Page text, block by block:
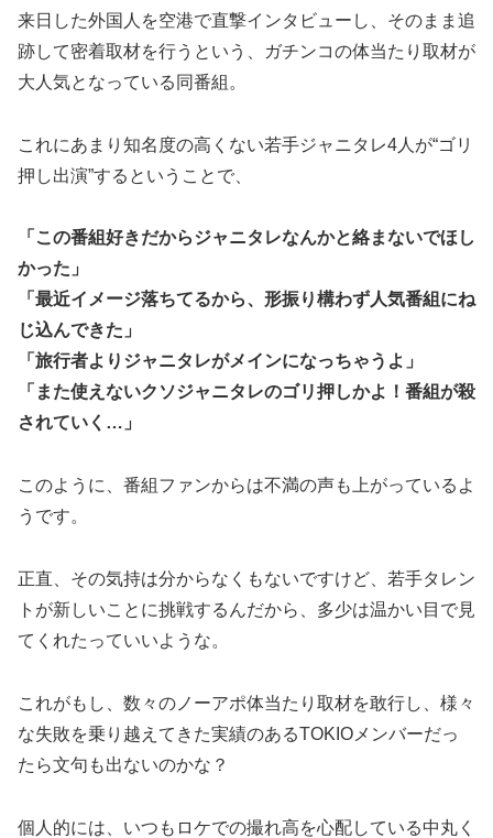
来日した外国人を空港で直撃インタビューし、そのまま追
跡して密着取材を行うという、ガチンコの体当たり取材が
大人気となっている同番組。
これにあまり知名度の高くない若手ジャニタレ4人が“ゴリ
押し出演”するということで、
「この番組好きだからジャニタレなんかと絡まないでほし
かった」
「最近イメージ落ちてるから、形振り構わず人気番組にね
じ込んできた」
「旅行者よりジャニタレがメインになっちゃうよ」
「また使えないクソジャニタレのゴリ押しかよ！番組が殺
されていく…」
このように、番組ファンからは不満の声も上がっているよ
うです。
正直、その気持は分からなくもないですけど、若手タレン
トが新しいことに挑戦するんだから、多少は温かい目で見
てくれたっていいような。
これがもし、数々のノーアポ体当たり取材を敢行し、様々
な失敗を乗り越えてきた実績のあるTOKIOメンバーだっ
たら文句も出ないのかな？
個人的には、いつもロケでの撮れ高を心配している中丸く